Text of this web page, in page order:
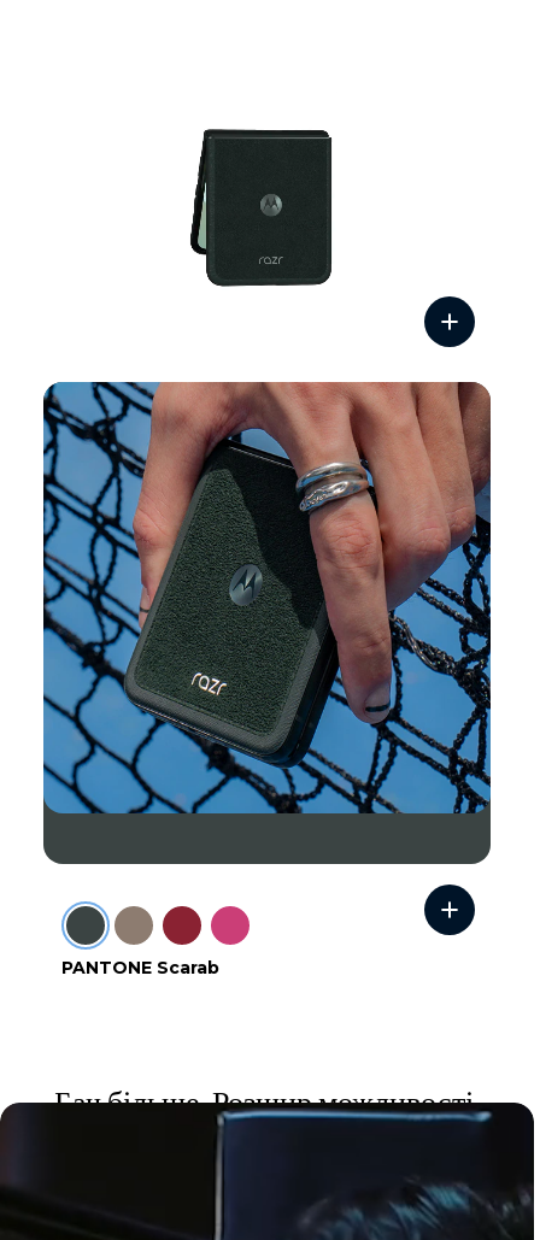
PANTONE Scarab
Бач більше. Розшир можливості.
Навіть не відкриваючи телефон.